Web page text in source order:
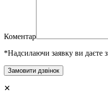
Коментар
*Надсилаючи заявку ви даєте
✕